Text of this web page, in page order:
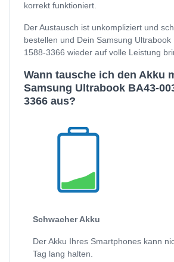
korrekt funktioniert.
Der Austausch ist unkompliziert und
bestellen und Dein Samsung Ultrabook
1588-3366 wieder auf volle Leistung
Wann tausche ich den Akku
Samsung Ultrabook BA43-
3366 aus?
Schwacher Akku
Der Akku Ihres Smartphones kann
Tag lang halten.